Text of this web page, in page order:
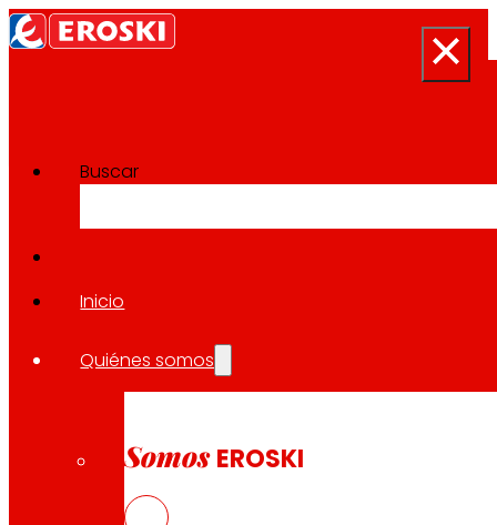
Buscar
Inicio
Quiénes somos
Somos EROSKI
Sala de prensa
Volver a todas las noticias
13.11.2025
Los españoles consumen